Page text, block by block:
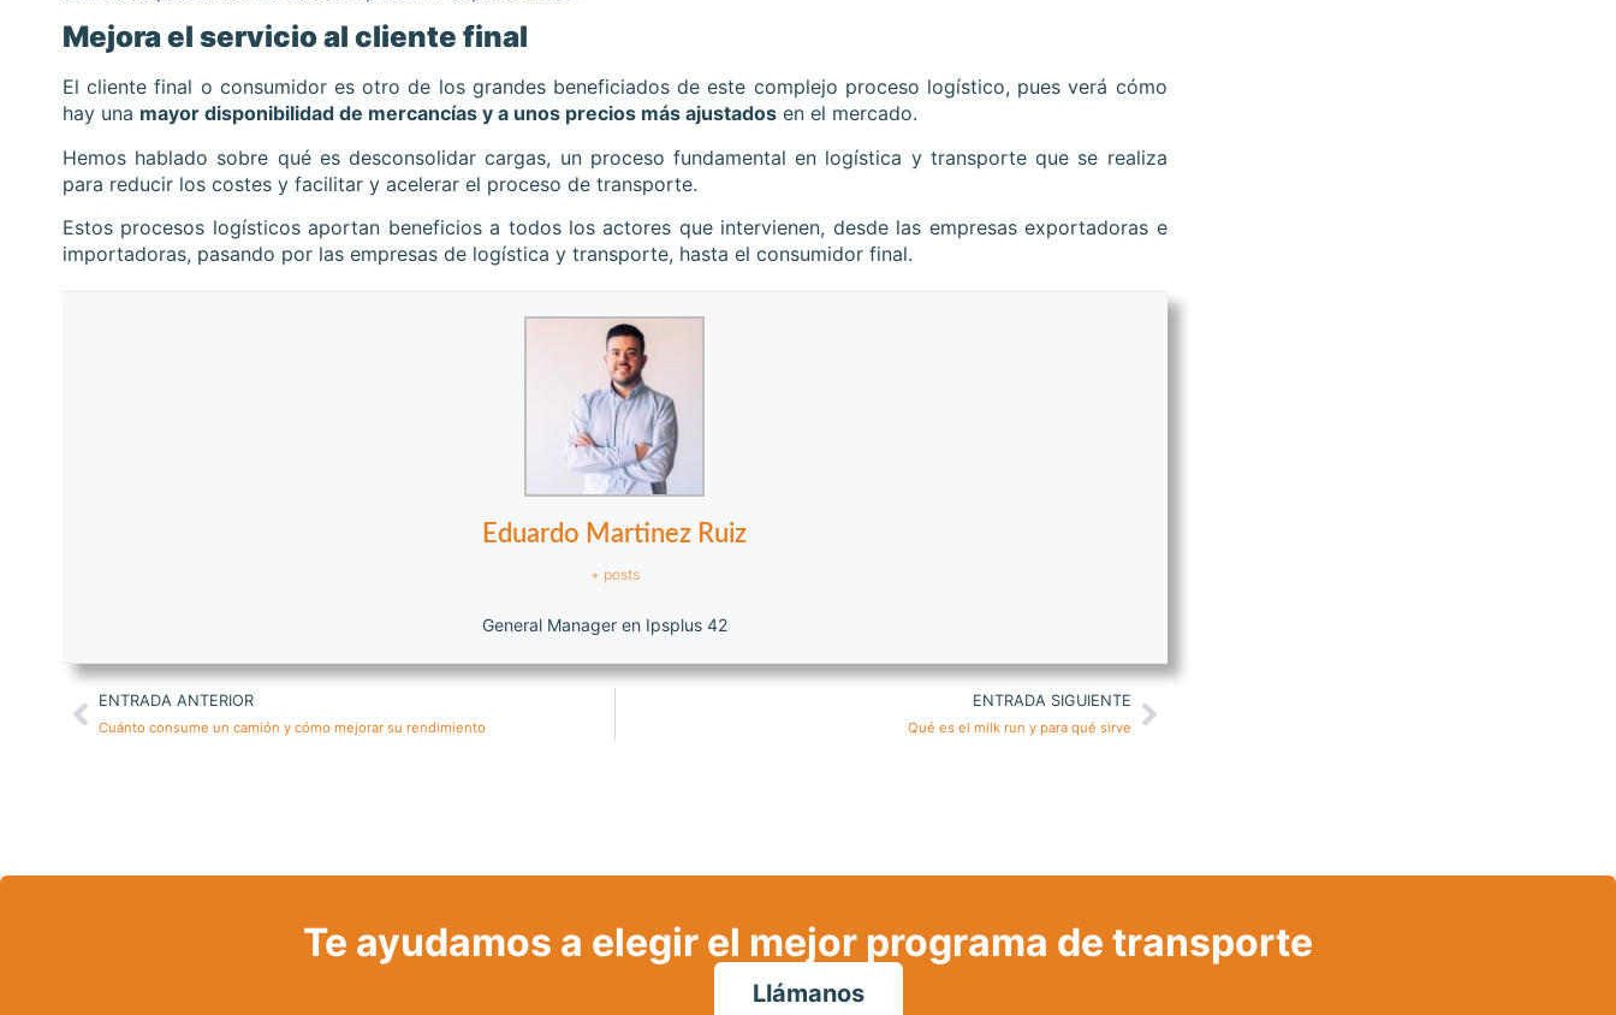
Mejora el servicio al cliente final
El cliente final o consumidor es otro de los grandes beneficiados de este complejo proceso logístico, pues verá cómo
hay una mayor disponibilidad de mercancías y a unos precios más ajustados en el mercado.
Hemos hablado sobre qué es desconsolidar cargas, un proceso fundamental en logística y transporte que se realiza
para reducir los costes y facilitar y acelerar el proceso de transporte.
Estos procesos logísticos aportan beneficios a todos los actores que intervienen, desde las empresas exportadoras e
importadoras, pasando por las empresas de logística y transporte, hasta el consumidor final.
Eduardo Martinez Ruiz
+ posts
General Manager en Ipsplus 42
ENTRADA ANTERIOR
Cuánto consume un camión y cómo mejorar su rendimiento
ENTRADA SIGUIENTE
Qué es el milk run y para qué sirve
Te ayudamos a elegir el mejor programa de transporte
Llámanos